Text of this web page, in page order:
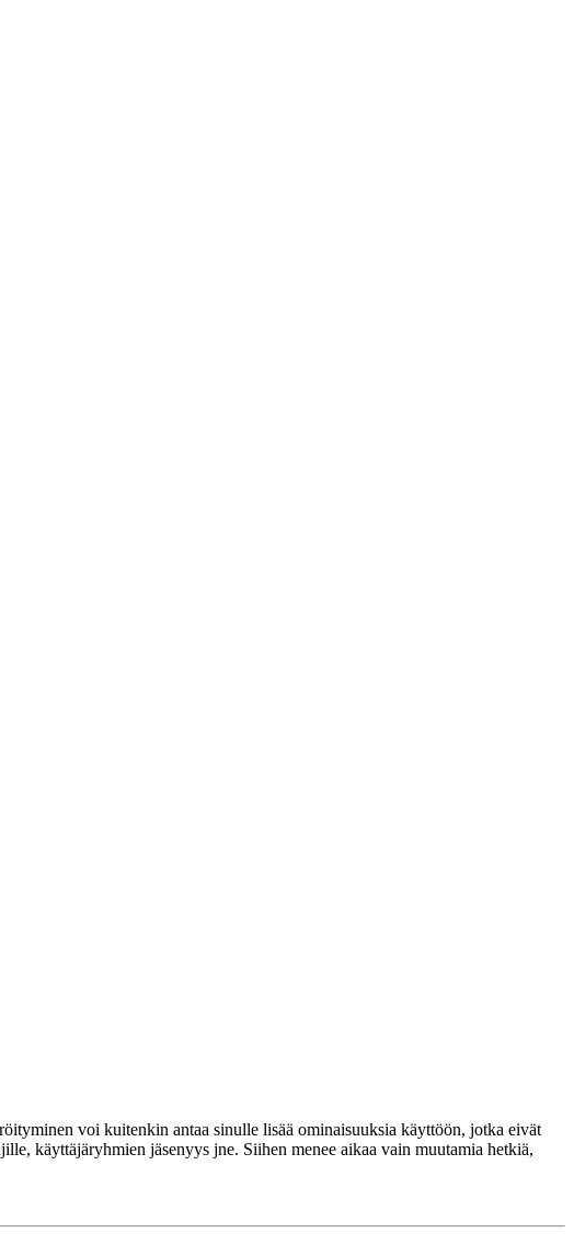
voi kuitenkin antaa sinulle lisää ominaisuuksia käyttöön, jotka eivät
käyttäjäryhmien jäsenyys jne. Siihen menee aikaa vain muutamia hetkiä,